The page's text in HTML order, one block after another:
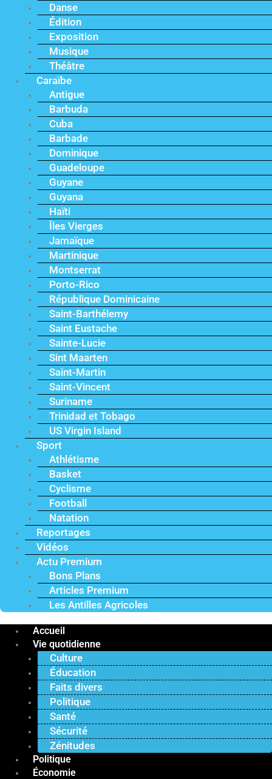
Danse
Édition
Exposition
Musique
Théâtre
Caraïbe
Antigue
Barbuda
Cuba
Barbade
Dominique
Guadeloupe
Guyane
Guyana
Haïti
Îles Vierges
Jamaïque
Martinique
Montserrat
Porto-Rico
République Dominicaine
Saint-Barthélemy
Saint Eustache
Sainte-Lucie
Sint Maarten
Saint-Martin
Saint-Vincent
Suriname
Trinidad et Tobago
US Virgin Island
Sport
Athlétisme
Basket
Cyclisme
Football
Natation
Reportages
Vidéos
Actu Premium
Bons Plans
Articles Premium
Les Antilles Agricoles
Accueil
Vie quotidienne
Culture
Éducation
Faits divers
Politique
Santé
Sécurité
Zénitudes
Politique
Économie